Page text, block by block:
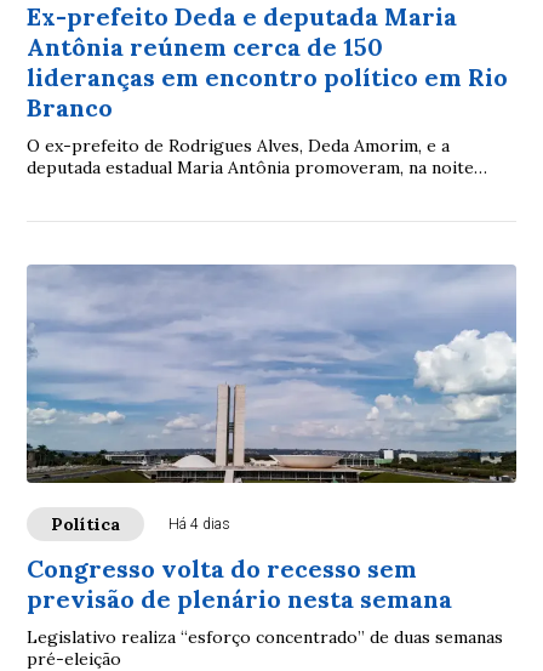
Ex-prefeito Deda e deputada Maria
Antônia reúnem cerca de 150
lideranças em encontro político em Rio
Branco
O ex-prefeito de Rodrigues Alves, Deda Amorim, e a
deputada estadual Maria Antônia promoveram, na noite
Política Há 4 dias
Congresso volta do recesso sem
previsão de plenário nesta semana
Legislativo realiza “esforço concentrado” de duas semanas
pré-eleição